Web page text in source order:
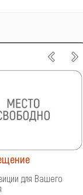
для Вашего